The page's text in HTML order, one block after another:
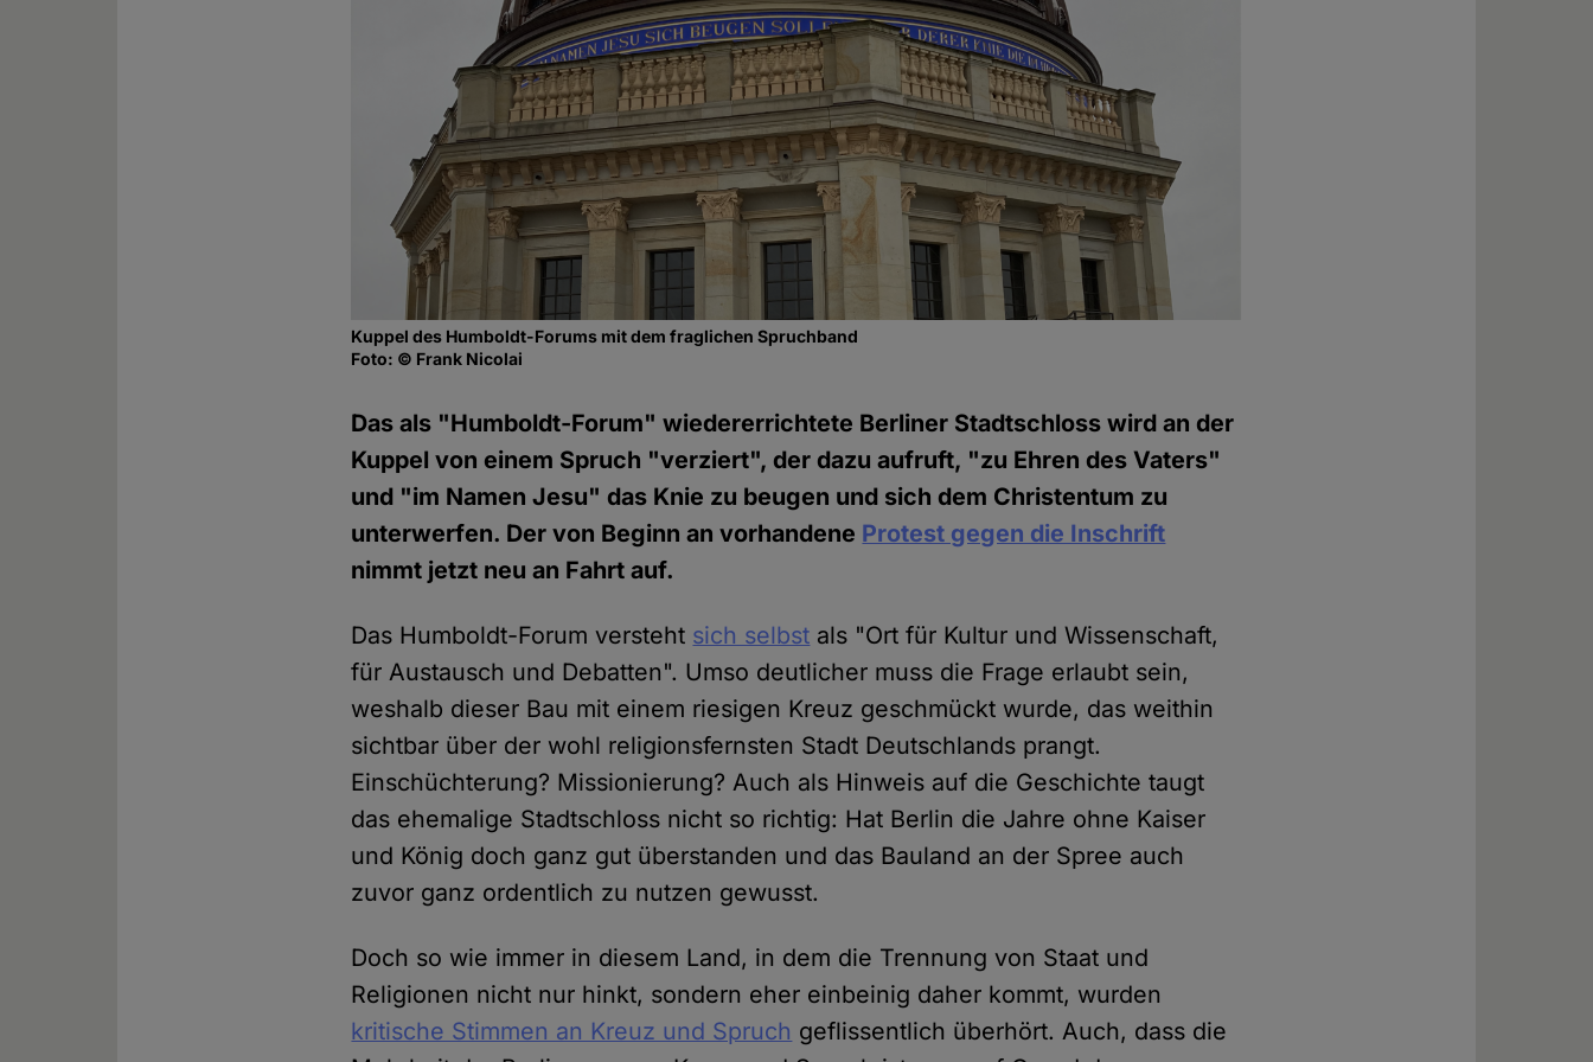
Kuppel des Humboldt-Forums mit dem fraglichen Spruchband
Foto: © Frank Nicolai
Das als "Humboldt-Forum" wiedererrichtete Berliner Stadtschloss wird an der
Kuppel von einem Spruch "verziert", der dazu aufruft, "zu Ehren des Vaters"
und "im Namen Jesu" das Knie zu beugen und sich dem Christentum zu
unterwerfen. Der von Beginn an vorhandene Protest gegen die Inschrift
nimmt jetzt neu an Fahrt auf.
Das Humboldt-Forum versteht sich selbst als "Ort für Kultur und Wissenschaft,
für Austausch und Debatten". Umso deutlicher muss die Frage erlaubt sein,
weshalb dieser Bau mit einem riesigen Kreuz geschmückt wurde, das weithin
sichtbar über der wohl religionsfernsten Stadt Deutschlands prangt.
Einschüchterung? Missionierung? Auch als Hinweis auf die Geschichte taugt
das ehemalige Stadtschloss nicht so richtig: Hat Berlin die Jahre ohne Kaiser
und König doch ganz gut überstanden und das Bauland an der Spree auch
zuvor ganz ordentlich zu nutzen gewusst.
Doch so wie immer in diesem Land, in dem die Trennung von Staat und
Religionen nicht nur hinkt, sondern eher einbeinig daher kommt, wurden
kritische Stimmen an Kreuz und Spruch geflissentlich überhört. Auch, dass die